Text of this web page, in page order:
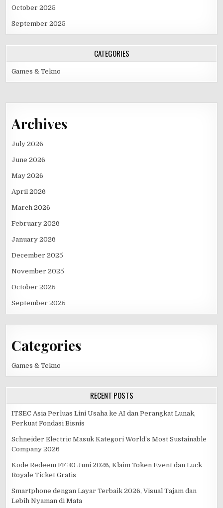
October 2025
September 2025
CATEGORIES
Games & Tekno
Archives
July 2026
June 2026
May 2026
April 2026
March 2026
February 2026
January 2026
December 2025
November 2025
October 2025
September 2025
Categories
Games & Tekno
RECENT POSTS
ITSEC Asia Perluas Lini Usaha ke AI dan Perangkat Lunak,
Perkuat Fondasi Bisnis
Schneider Electric Masuk Kategori World’s Most Sustainable
Company 2026
Kode Redeem FF 30 Juni 2026, Klaim Token Event dan Luck
Royale Ticket Gratis
Smartphone dengan Layar Terbaik 2026, Visual Tajam dan
Lebih Nyaman di Mata